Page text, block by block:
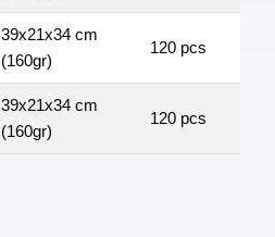
39x21x34 cm
(160gr)
120 pcs
39x21x34 cm
(160gr)
120 pcs